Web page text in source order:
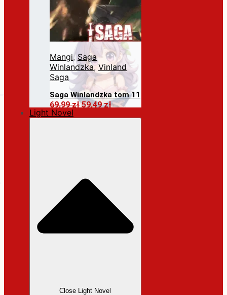
Mangi, Saga
Winlandzka, Vinland
Saga
Saga Winlandzka tom 11
69,99złPierwotna
59,49złAktualna
Dodaj do koszyka
Light Novel
Close Light Novel